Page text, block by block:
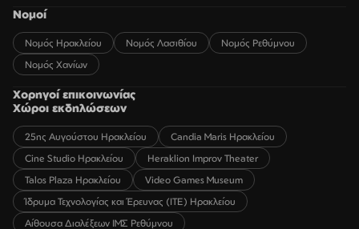
Νομοί
Νομός Ηρακλείου Νομός Λασιθίου
Νομός Ρεθύμνου
Νομός Χανίων
Χορηγοί επικοινωνίας
Χώροι εκδηλώσεων
25ης Αυγούστου Ηρακλείου
Candia Maris Ηρακλείου
Cine Studio Ηρακλείου
Heraklion Improv Theater
Talos Plaza Ηρακλείου
Video Games Museum
Ίδρυμα Τεχνολογίας και Έρευνας (ΙΤΕ) Ηρακλείου
Αίθουσα Διαλέξεων ΙΜΣ Ρεθύμνου